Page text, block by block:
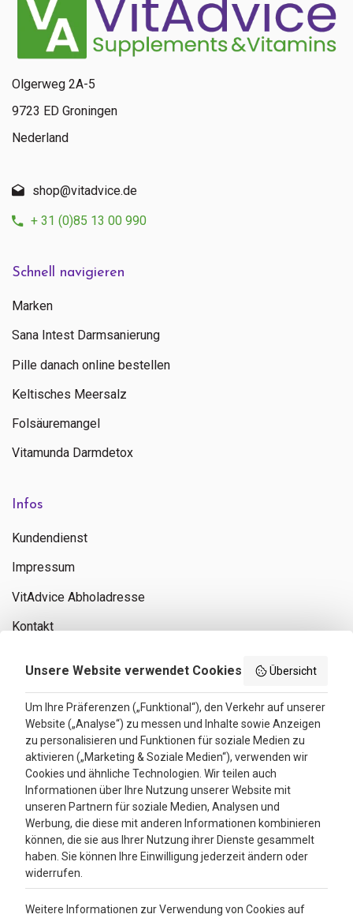
Schnell navigieren
Marken
Sana Intest Darmsanierung
Pille danach online bestellen
Keltisches Meersalz
Folsäuremangel
Vitamunda Darmdetox
Infos
Kundendienst
Impressum
VitAdvice Abholadresse
Kontakt
Bewertungen
4.3
Google Reviews
Olgerweg 2A-5
9723 ED Groningen
Nederland
shop@vitadvice.de
+ 31 (0)85 13 00 990
Unsere Website verwendet Cookies Übersicht
Um Ihre Präferenzen („Funktional“), den Verkehr auf unserer
Website („Analyse“) zu messen und Inhalte sowie Anzeigen
zu personalisieren und Funktionen für soziale Medien zu
aktivieren („Marketing & Soziale Medien“), verwenden wir
Cookies und ähnliche Technologien. Wir teilen auch
Informationen über Ihre Nutzung unserer Website mit
unseren Partnern für soziale Medien, Analysen und
Werbung, die diese mit anderen Informationen kombinieren
können, die sie aus Ihrer Nutzung ihrer Dienste gesammelt
haben. Sie können Ihre Einwilligung jederzeit ändern oder
widerrufen.
Weitere Informationen zur Verwendung von Cookies auf